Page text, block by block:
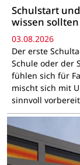
Schulstart
wissen sollten
03.08.2026
Der erste
Schule oder der
fühlen sich für
mischt sich mit
sinnvoll